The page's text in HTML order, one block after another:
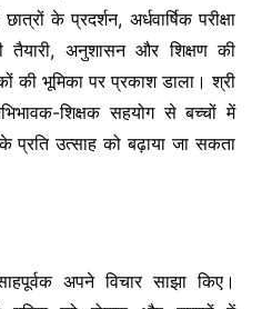
के प्रदर्शन, अर्धवार्षिक परीक्षा
तैयारी, अनुशासन और शिक्षण की
की भूमिका पर प्रकाश डाला। श्री
शिक्षक सहयोग से बच्चों में
प्रति उत्साह को बढ़ाया जा सकता
अपने विचार साझा किए।